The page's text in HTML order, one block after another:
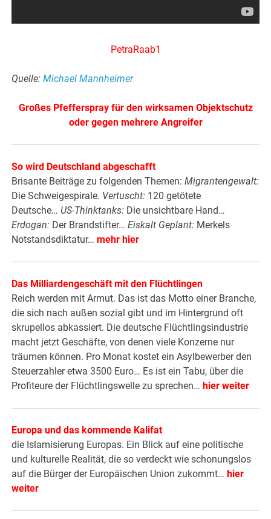
PetraRaab1
Quelle:Michael Mannheimer
Großes Pfefferspray für den wirksamen Objektschutz
oder gegen mehrere Angreifer
So wird Deutschland abgeschafft
Brisante Beiträge zu folgenden Themen:Migrantengewalt:
Die Schweigespirale. Vertuscht: 120 getötete
Deutsche… US-Thinktanks: Die unsichtbare Hand…
Erdogan: Der Brandstifter…Eiskalt Geplant: Merkels
Notstandsdiktatur…mehr hier
Das Milliardengeschäft mit den Flüchtlingen
Reich werden mit Armut. Das ist das Motto einer Branche,
die sich nach außen sozial gibt und im Hintergrund oft
skrupellos abkassiert. Die deutsche Flüchtlingsindustrie
macht jetzt Geschäfte, von denen viele Konzerne nur
träumen können. Pro Monat kostet ein Asylbewerber den
Steuerzahler etwa 3500 Euro… Es ist ein Tabu, über die
Profiteure der Flüchtlingswelle zu sprechen… hier weiter
Europa und das kommende Kalifat
die Islamisierung Europas. Ein Blick auf eine politische
und kulturelle Realität, die so verdeckt wie schonungslos
auf die Bürger der Europäischen Union zukommt… hier
weiter